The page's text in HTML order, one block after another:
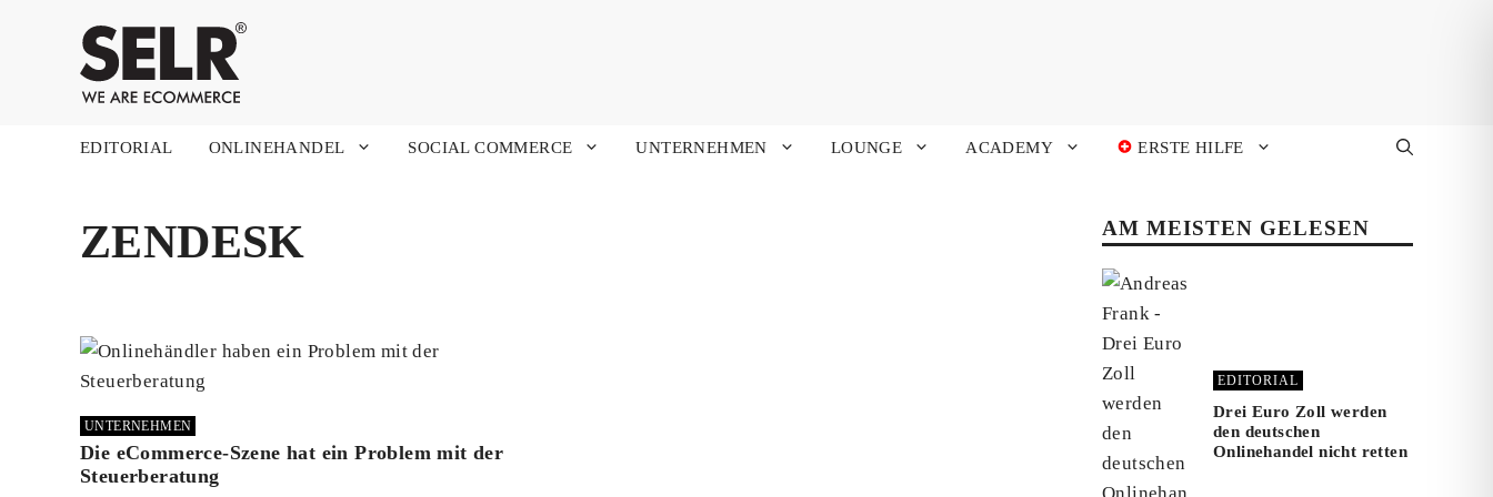
EDITORIAL ONLINEHANDEL SOCIAL COMMERCE UNTERNEHMEN LOUNGE ACADEMY ERSTE HILFE
ZENDESK
UNTERNEHMEN
Die eCommerce-Szene hat ein Problem mit der
Steuerberatung
AM MEISTEN GELESEN
EDITORIAL
Drei Euro Zoll werden
den deutschen
Onlinehandel nicht retten